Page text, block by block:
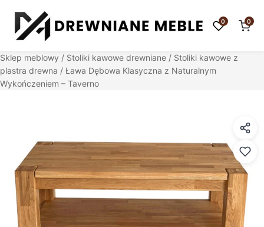
0 0
Sklep meblowy / Stoliki kawowe drewniane / Stoliki kawowe z
plastra drewna / Ława Dębowa Klasyczna z Naturalnym
Wykończeniem – Taverno